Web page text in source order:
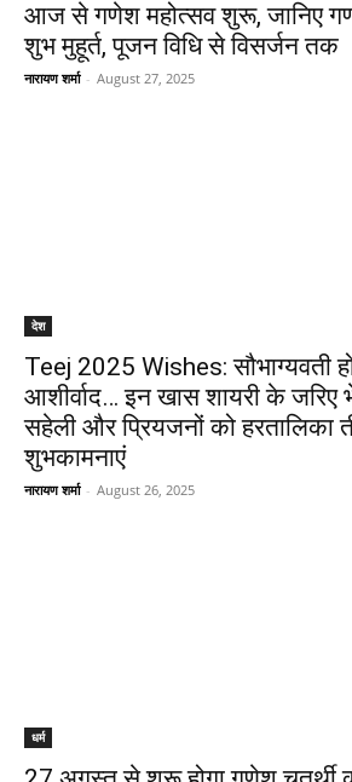
आज से गणेश महोत्सव शुरू, जानिए
शुभ मुहूर्त, पूजन विधि से विसर्जन तक
नारायण शर्मा - August 27, 2025
देश
Teej 2025 Wishes: सौभाग्यवती
आशीर्वाद… इन खास शायरी के
सहेली और प्रियजनों को हरतालिका
शुभकामनाएं
नारायण शर्मा - August 26, 2025
धर्म